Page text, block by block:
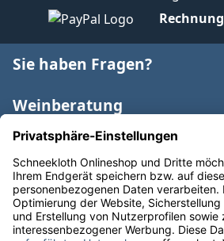
Rechnung
Sie haben Fragen?
Weinberatung
Informationen
Weinkategorien
Internationaler Wein